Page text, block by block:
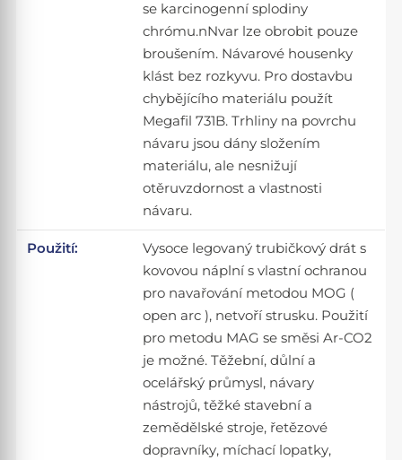
se karcinogenní splodiny
chrómu.nNvar lze obrobit pouze
broušením. Návarové housenky
klást bez rozkyvu. Pro dostavbu
chybějícího materiálu použít
Megafil 731B. Trhliny na povrchu
návaru jsou dány složením
materiálu, ale nesnižují
otěruvzdornost a vlastnosti
návaru.
Použití:
Vysoce legovaný trubičkový drát s
kovovou náplní s vlastní ochranou
pro navařování metodou MOG (
open arc ), netvoří strusku. Použití
pro metodu MAG se směsi Ar-CO2
je možné. Těžební, důlní a
ocelářský průmysl, návary
nástrojů, těžké stavební a
zemědělské stroje, řetězové
dopravníky, míchací lopatky,